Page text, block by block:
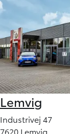
Lemvig
Industrivej 47
7620 Lemvig